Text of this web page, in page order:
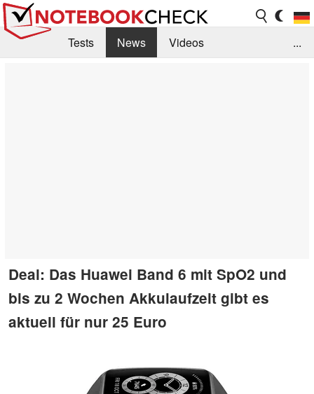
Tests News
Videos
...
Deal: Das Huawei Band 6 mit SpO2 und
bis zu 2 Wochen Akkulaufzeit gibt es
aktuell für nur 25 Euro